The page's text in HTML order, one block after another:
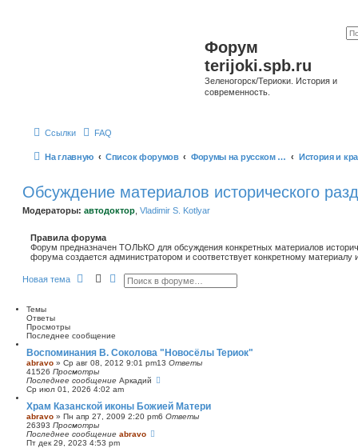
Форум
terijoki.spb.ru
Зеленогорск/Териоки. История и
современность.
Ссылки FAQ
На главную Список форумов Форумы на русском языке
Обсуждение материалов исторического
Модераторы: автодоктор Vladimir S. Kotlyar
Правила форума
Форум предназначен ТОЛЬКО для обсуждения конкретных материалов
форума создается администратором и соответствует конкретному материалу
Новая тема
П
Р
н
ы
п
о
и
с
к
Темы
Ответы
Просмотры
Последнее сообщение
Воспоминания В. Соколова "Новосёлы Териок"
abravo » Ср авг 08, 2012 9:01 pm13 Ответы
41526 Просмотры
Последнее сообщение Аркадий
Ср июл 01, 2026 4:02 am
Храм Казанской иконы Божией Матери
abravo » Пн апр 27, 2009 2:20 pm6 Ответы
26393 Просмотры
Последнее сообщение abravo
Пт дек 29, 2023 4:53 pm